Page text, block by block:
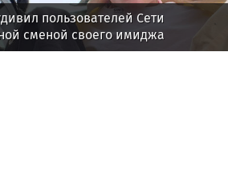
пользователей Сети
сменой своего имиджа